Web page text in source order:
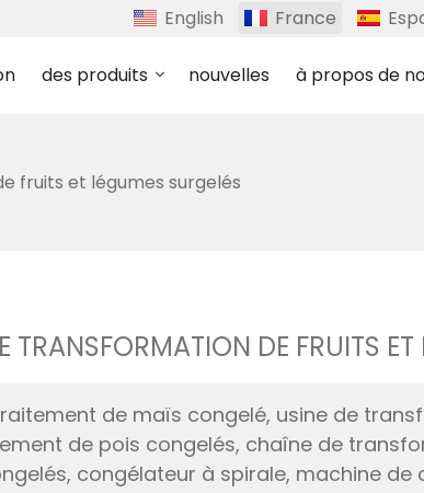
English France
des produits nouvelles à propos de
fruits et légumes surgelés
TRANSFORMATION DE FRUITS ET
de maïs congelé, usine de
de pois congelés, chaîne de
congélateur à spirale, machine de